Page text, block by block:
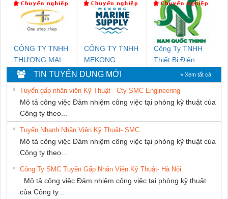
NAM
CÔNG TY TNHH
THƯƠNG MẠI
THIÊN ÂN VIỆT
NAM
CÔNG TY TNHH
MEKONG
MARINE
SUPPLY
Công Ty TNHH
Thiết Bị Điện
Nam Quốc Thịnh
TIN TUYỂN DỤNG MỚI » Xem tất cả
Tuyển gấp nhân viên Kỹ Thuật - Cty SMC Engineering
Mô tả công việc Đảm nhiệm công việc tại phòng kỹ thuật của
Công ty theo...
Tuyển Nhanh Nhân Viên Kỹ Thuật- SMC
Mô tả công việc Đảm nhiệm công việc tại phòng kỹ thuật của
Công ty theo...
Công Ty SMC Tuyển Gấp Nhân Viên Kỹ Thuật- Hà Nội
Mô tả công việc Đảm nhiệm công việc tại phòng kỹ thuật
của Công ty...